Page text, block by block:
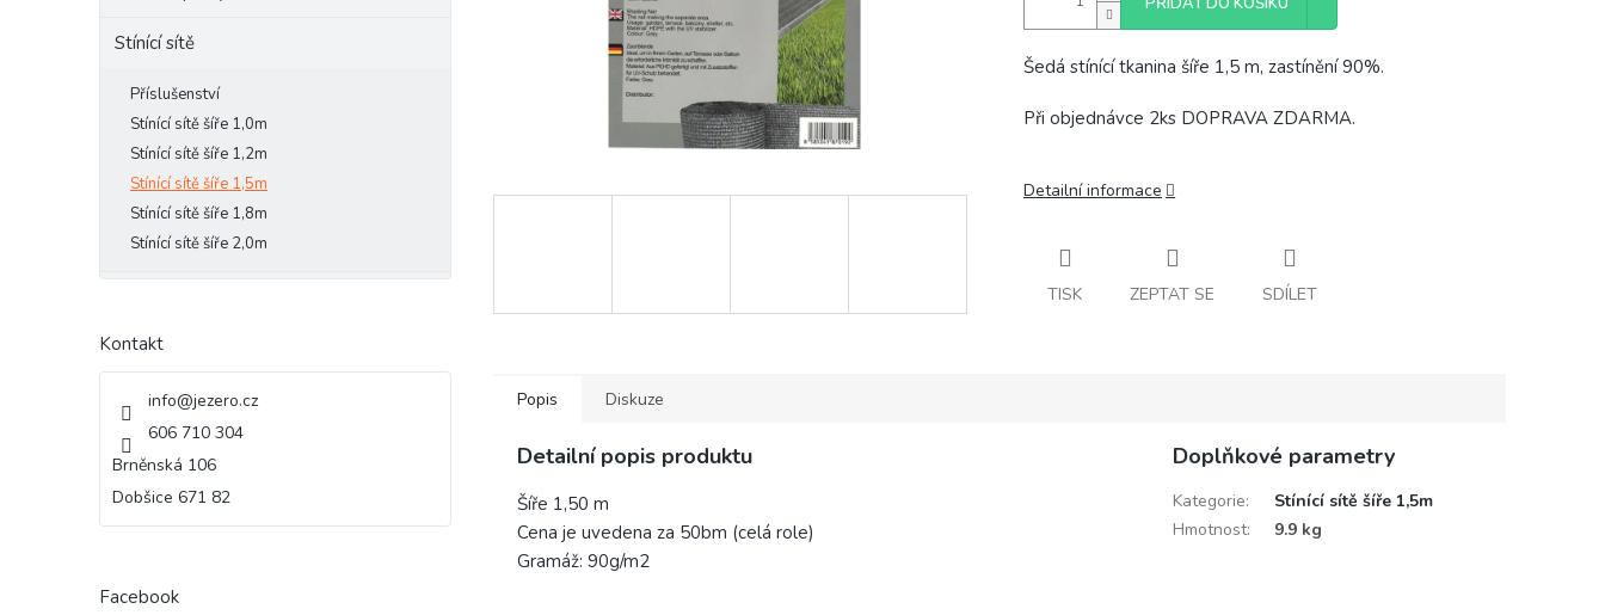
Stínící sítě
Příslušenství
Stínící sítě šíře 1,0m
Stínící sítě šíře 1,2m
Stínící sítě šíře 1,5m
Stínící sítě šíře 1,8m
Stínící sítě šíře 2,0m
Kontakt
info@jezero.cz
606 710 304
Brněnská 106
Dobšice 671 82
Facebook
Šedá stínící tkanina šíře 1,5 m, zastínění 90%.
Při objednávce 2ks DOPRAVA ZDARMA.
Detailní informace
TISK ZEPTAT SE SDÍLET
Popis Diskuze
Detailní popis produktu
Šíře 1,50 m
Cena je uvedena za 50bm (celá role)
Gramáž: 90g/m2
Doplňkové parametry
Kategorie:
Stínící sítě šíře 1,5m
Hmotnost: 9.9 kg